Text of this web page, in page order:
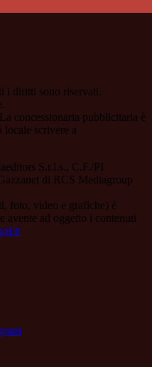
i diritti sono riservati.
concessionaria pubblicitaria è
scrivere a
S.r.l.s., C.F./PI
di RCS Mediagroup
foto, video e grafiche) è
avente ad oggetto i contenuti